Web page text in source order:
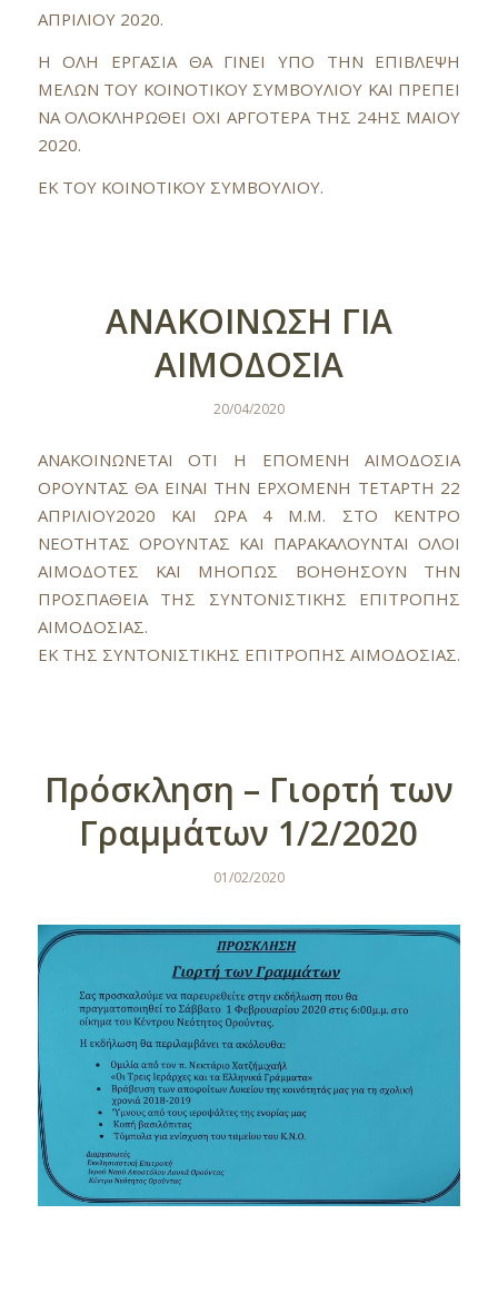
AΠPIΛIOY 2020.
H OΛH EPΓAΣIA ΘA ΓINEI YΠO THN EΠIBΛEΨH
MEΛΩN TOY KOINOTIKOY ΣYMBOYΛIOY KAI ΠPEΠEI
NA OΛOKΛHPΩΘEI OXI APΓOTEPA THΣ 24HΣ MAIOY
2020.
EK TOY KOINOTIKOY ΣYMBOYΛIOY.
ANAKOINΩΣH ΓΙΑ
ΑΙΜΟΔΟΣΙΑ
20/04/2020
ANAKOINΩNETAI OTI H EΠOMENH AIMOΔOΣIA
OPOYNTAΣ ΘA EINAI THN EPXOMENH TETAPTH 22
AΠPIΛIOY2020 KAI ΩPA 4 M.M. ΣTO KENTPO
NEOTHTAΣ OPOYNTAΣ KAI ΠAPAKAΛOYNTAI OΛOI
AIMOΔOTEΣ KAI MHOΠΩΣ BOHΘHΣOYN THN
ΠPOΣΠAΘEIA THΣ ΣYNTONIΣTIKHΣ EΠITPOΠHΣ
AIMOΔOΣIAΣ.
EK THΣ ΣYNTONIΣTIKHΣ EΠITPOΠHΣ AIMOΔOΣIAΣ.
Πρόσκληση – Γιορτή των
Γραμμάτων 1/2/2020
01/02/2020